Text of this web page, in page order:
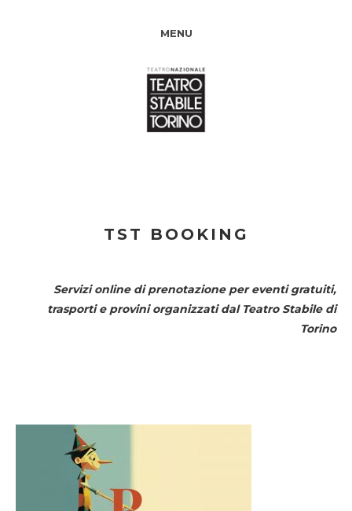
MENU
TST BOOKING
Servizi online di prenotazione per eventi gratuiti,
trasporti e provini organizzati dal Teatro Stabile di
Torino